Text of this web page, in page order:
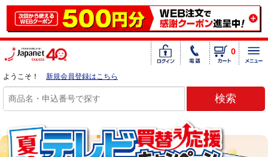
0
ようこそ！ 新規会員登録はこちら